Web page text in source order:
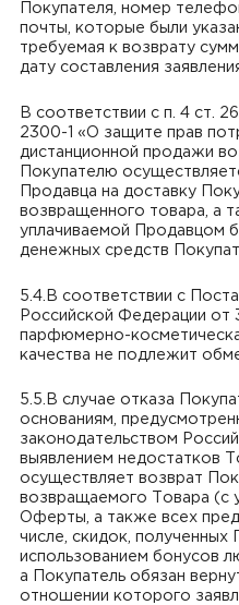
Покупателя, номер
почты, которые были
требуемая к возврату
дату составления
В соответствии с п. 4 ст.
2300-1 «О защите прав
дистанционной продажи
Покупателю
Продавца на доставку
возвращенного товара, а
уплачиваемой Продавцом
денежных средств
5.4.В соответствии с
Российской Федерации от
парфюмерно-
качества не подлежит
5.5.В случае отказа
основаниям,
законодательством
выявлением недостатков
осуществляет возврат
возвращаемого Товара (с
Оферты, а также всех
числе, скидок, полученных
использованием бонусов
а Покупатель обязан
отношении которого